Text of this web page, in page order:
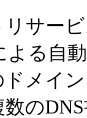
リサー
よる自
メイ
の